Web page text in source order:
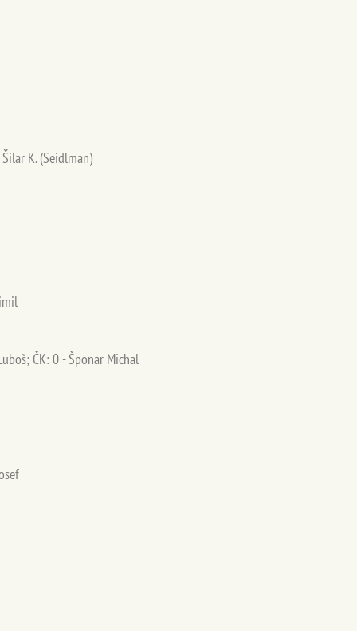
K. (Seidlman)
ČK: 0 - Šponar Michal